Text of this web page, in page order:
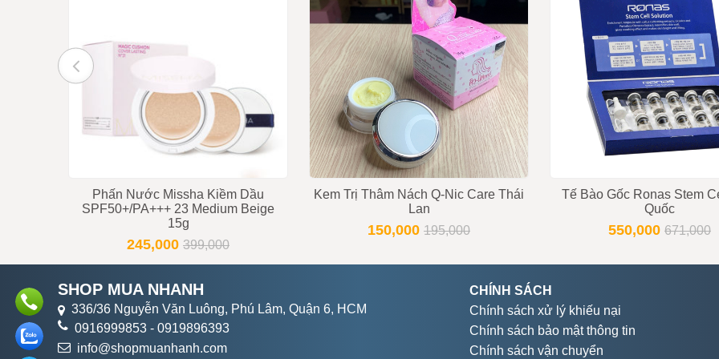
Còn hàng
Tư vấn viên 0916999853 - 0919896393
Phấn Nước Missha Kiềm Dầu
SPF50+/PA+++ 23 Medium Beige
15g
245,000 399,000
Kem Trị Thâm Nách Q-Nic Care Thái
Lan
150,000 195,000
Tế Bào Gốc Ronas Stem
Quốc
550,000 671,000
SHOP MUA NHANH
336/36 Nguyễn Văn Luông, Phú Lâm, Quận 6, HCM
0916999853 - 0919896393
info@shopmuanhanh.com
CHÍNH SÁCH
Chính sách xử lý khiếu nại
Chính sách bảo mật thông tin
Chính sách vận chuyển